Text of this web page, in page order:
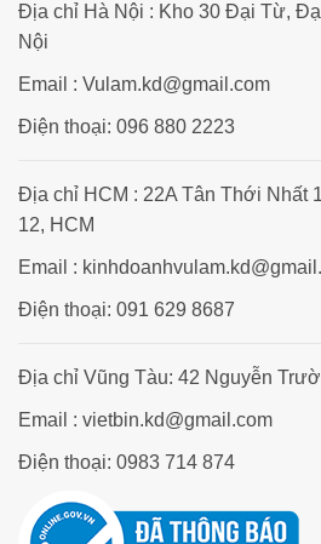
Địa chỉ Hà Nội : Kho 30 Đại Từ,
Nội
Email : Vulam.kd@gmail.com
Điện thoại: 096 880 2223
Địa chỉ HCM : 22A Tân Thới Nhất
12, HCM
Email :
Điện thoại: 091 629 8687
Địa chỉ Vũng Tàu: 42 Nguyễn
Email : vietbin.kd@gmail.com
Điện thoại: 0983 714 874